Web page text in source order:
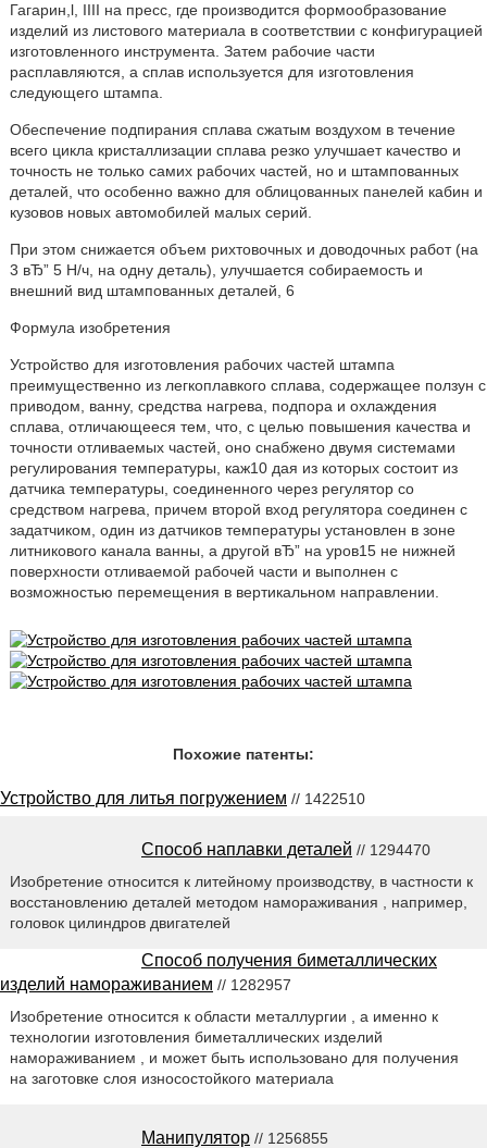
Гагарин,l, IIII на пресс, где производится формообразование
изделий из листового материала в соответствии с конфигурацией
изготовленного инструмента. Затем рабочие части
расплавляются, а сплав используется для изготовления
следующего штампа.
Обеспечение подпирания сплава сжатым воздухом в течение
всего цикла кристаллизации сплава резко улучшает качество и
точность не только самих рабочих частей, но и штампованных
деталей, что особенно важно для облицованных панелей кабин и
кузовов новых автомобилей малых серий.
При этом снижается объем рихтовочных и доводочных работ (на
3 вЂ” 5 Н/ч, на одну деталь), улучшается собираемость и
внешний вид штампованных деталей, 6
Формула изобретения
Устройство для изготовления рабочих частей штампа
преимущественно из легкоплавкого сплава, содержащее ползун с
приводом, ванну, средства нагрева, подпора и охлаждения
сплава, отличающееся тем, что, с целью повышения качества и
точности отливаемых частей, оно снабжено двумя системами
регулирования температуры, каж10 дая из которых состоит из
датчика температуры, соединенного через регулятор со
средством нагрева, причем второй вход регулятора соединен с
задатчиком, один из датчиков температуры установлен в зоне
литникового канала ванны, а другой вЂ” на уров15 не нижней
поверхности отливаемой рабочей части и выполнен с
возможностью перемещения в вертикальном направлении.
Похожие патенты:
Устройство для литья погружением // 1422510
Способ наплавки деталей // 1294470
Изобретение относится к литейному производству, в частности к
восстановлению деталей методом намораживания , например,
головок цилиндров двигателей
Способ получения биметаллических
изделий намораживанием // 1282957
Изобретение относится к области металлургии , а именно к
технологии изготовления биметаллических изделий
намораживанием , и может быть использовано для получения
на заготовке слоя износостойкого материала
Манипулятор // 1256855